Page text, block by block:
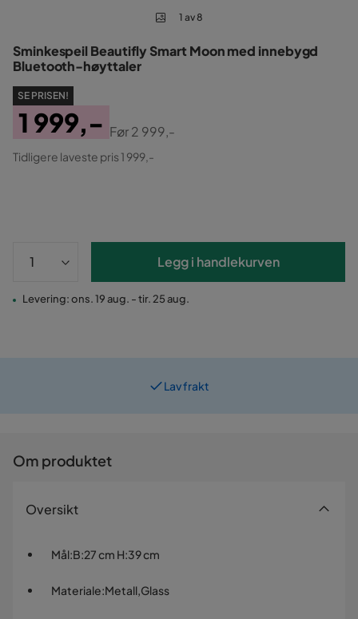
1 av 8
Sminkespeil Beautifly Smart Moon med innebygd
Bluetooth-høyttaler
SE PRISEN!
Pris
1 999,-
Original
Før2 999,-
Tidligere laveste pris 1 999,-
Legg i handlekurven
Levering: ons. 19 aug. - tir. 25 aug.
Om produktet
Oversikt
Mål:B:27 cm H:39 cm
Materiale:Metall,Glass